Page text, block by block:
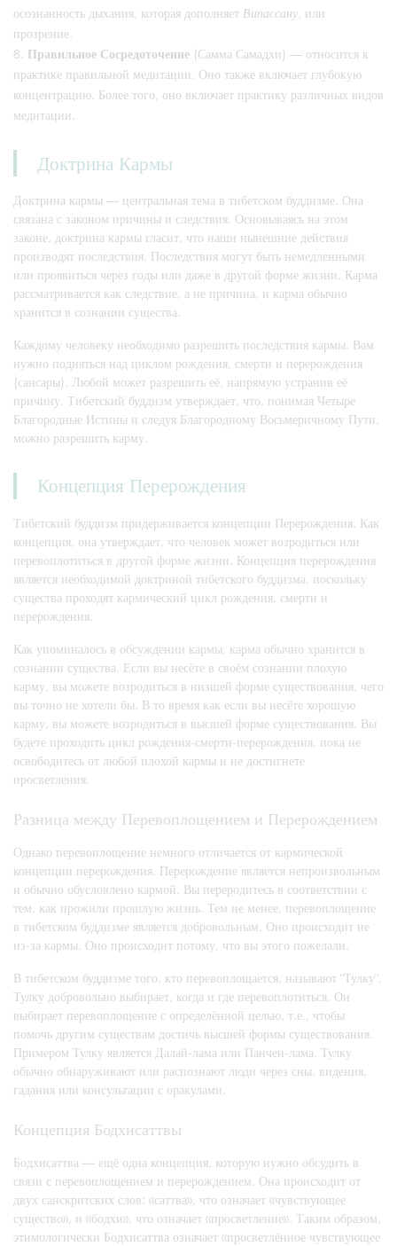
осознанность дыхания, которая дополняет Випассану, или
прозрение.
Правильное Сосредоточение (Самма Самадхи) — относится к
практике правильной медитации. Оно также включает глубокую
концентрацию. Более того, оно включает практику различных видов
медитации.
Доктрина Кармы
Доктрина кармы — центральная тема в тибетском буддизме. Она
связана с законом причины и следствия. Основываясь на этом
законе, доктрина кармы гласит, что наши нынешние действия
производят последствия. Последствия могут быть немедленными
или проявиться через годы или даже в другой форме жизни. Карма
рассматривается как следствие, а не причина, и карма обычно
хранится в сознании существа.
Каждому человеку необходимо разрешить последствия кармы. Вам
нужно подняться над циклом рождения, смерти и перерождения
(сансары). Любой может разрешить её, напрямую устранив её
причину. Тибетский буддизм утверждает, что, понимая Четыре
Благородные Истины и следуя Благородному Восьмеричному Пути,
можно разрешить карму.
Концепция Перерождения
Тибетский буддизм придерживается концепции Перерождения. Как
концепция, она утверждает, что человек может возродиться или
перевоплотиться в другой форме жизни. Концепция перерождения
является необходимой доктриной тибетского буддизма, поскольку
существа проходят кармический цикл рождения, смерти и
перерождения.
Как упоминалось в обсуждении кармы, карма обычно хранится в
сознании существа. Если вы несёте в своём сознании плохую
карму, вы можете возродиться в низшей форме существования, чего
вы точно не хотели бы. В то время как если вы несёте хорошую
карму, вы можете возродиться в высшей форме существования. Вы
будете проходить цикл рождения-смерти-перерождения, пока не
освободитесь от любой плохой кармы и не достигнете
просветления.
Разница между Перевоплощением и Перерождением
Однако перевоплощение немного отличается от кармической
концепции перерождения. Перерождение является непроизвольным
и обычно обусловлено кармой. Вы переродитесь в соответствии с
тем, как прожили прошлую жизнь. Тем не менее, перевоплощение
в тибетском буддизме является добровольным. Оно происходит не
из-за кармы. Оно происходит потому, что вы этого пожелали.
В тибетском буддизме того, кто перевоплощается, называют "Тулку".
Тулку добровольно выбирает, когда и где перевоплотиться. Он
выбирает перевоплощение с определённой целью, т.е., чтобы
помочь другим существам достичь высшей формы существования.
Примером Тулку является Далай-лама или Панчен-лама. Тулку
обычно обнаруживают или распознают люди через сны, видения,
гадания или консультации с оракулами.
Концепция Бодхисаттвы
Бодхисаттва — ещё одна концепция, которую нужно обсудить в
связи с перевоплощением и перерождением. Она происходит от
двух санскритских слов: «саттва», что означает «чувствующее
существо», и «бодхи», что означает «просветление». Таким образом,
этимологически Бодхисаттва означает «просветлённое чувствующее